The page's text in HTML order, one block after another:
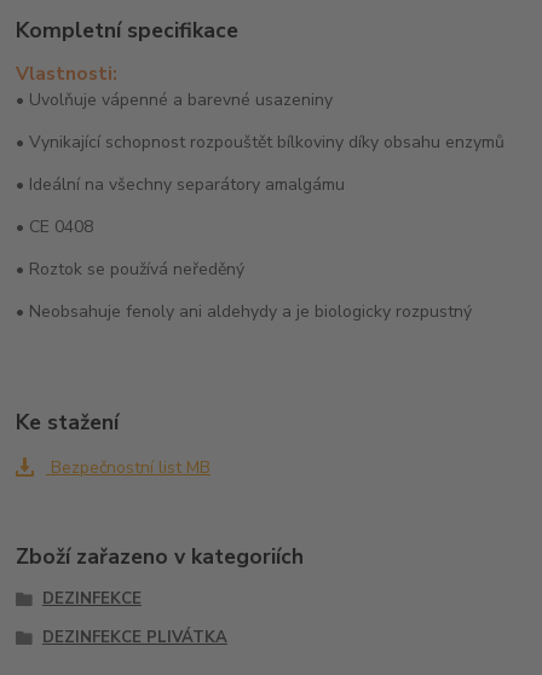
Kompletní specifikace
Vlastnosti:
• Uvolňuje vápenné a barevné usazeniny
• Vynikající schopnost rozpouštět bílkoviny díky obsahu enzymů
• Ideální na všechny separátory amalgámu
• CE 0408
• Roztok se používá neředěný
• Neobsahuje fenoly ani aldehydy a je biologicky rozpustný
Ke stažení
Bezpečnostní list MB
Zboží zařazeno v kategoriích
DEZINFEKCE
DEZINFEKCE PLIVÁTKA